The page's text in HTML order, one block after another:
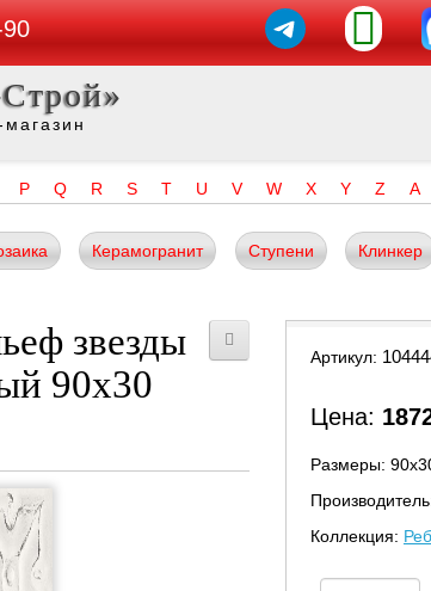
P Q R S T U V W X Y Z А
Керамогранит Ступени Клинкер
звезды
90x30
Артикул:
Цена:
Размеры:
Коллекция: